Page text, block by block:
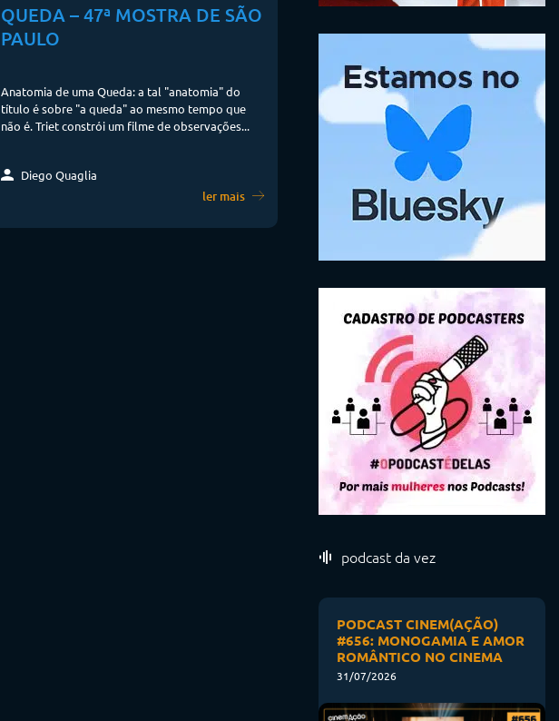
QUEDA – 47ª MOSTRA DE SÃO
PAULO
Anatomia de uma Queda: a tal "anatomia" do
título é sobre "a queda" ao mesmo tempo que
não é. Triet constrói um filme de observações...
Diego Quaglia
ler mais
podcast da vez
PODCAST CINEM(AÇÃO)
#656: MONOGAMIA E AMOR
ROMÂNTICO NO CINEMA
31/07/2026